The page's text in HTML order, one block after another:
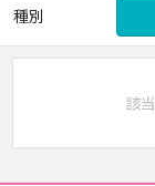
種別
該